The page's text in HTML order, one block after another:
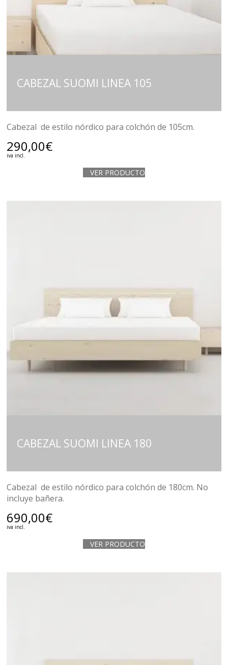
CABEZAL SUOMI LINEA 105
Cabezal de estilo nórdico para colchón de 105cm.
290,00€
iva incl.
VER PRODUCTO
CABEZAL SUOMI LINEA 180
Cabezal de estilo nórdico para colchón de 180cm. No
incluye bañera.
690,00€
iva incl.
VER PRODUCTO